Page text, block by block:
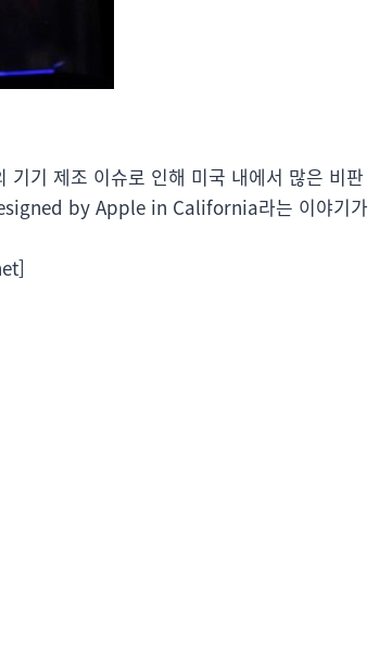
기 제조 이슈로 인해 미국 내에서 많은 비판
by Apple in California라는 이야기가